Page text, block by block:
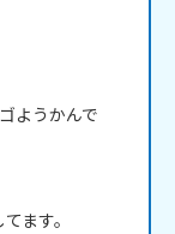
ようかんで
ます。